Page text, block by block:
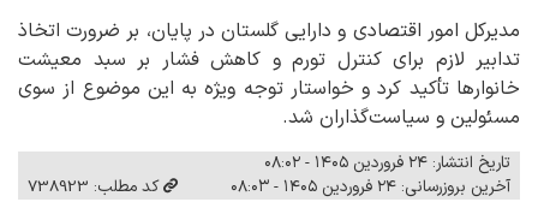
مدیرکل امور اقتصادی و دارایی گلستان در پایان، بر ضرورت اتخاذ
تدابیر لازم برای کنترل تورم و کاهش فشار بر سبد معیشت
خانوارها تأکید کرد و خواستار توجه ویژه به این موضوع از سوی
مسئولین و سیاست‌گذاران شد.
تاریخ انتشار: ۲۴ فروردین ۱۴۰۵ - ۰۸:۰۲
آخرین بروزرسانی: ۲۴ فروردین ۱۴۰۵ - ۰۸:۰۳
کد مطلب: 738923